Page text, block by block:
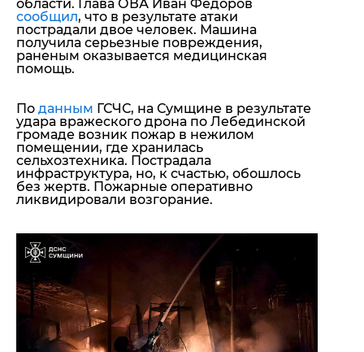
области. Глава ОВА Иван Федоров
сообщил, что в результате атаки
пострадали двое человек. Машина
получила серьезные повреждения,
раненым оказывается медицинская
помощь.
По данным ГСЧС, на Сумщине в результате
удара вражеского дрона по Лебединской
громаде возник пожар в нежилом
помещении, где хранилась
сельхозтехника. Пострадала
инфраструктура, но, к счастью, обошлось
без жертв. Пожарные оперативно
ликвидировали возгорание.